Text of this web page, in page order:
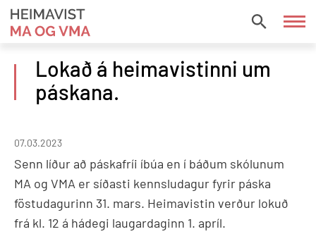
Fara
í
VMA
Lokað á heimavistinni um
páskana.
07.03.2023
Senn líður að páskafríi íbúa en í báðum skólunum
MA og VMA er síðasti kennsludagur fyrir páska
föstudagurinn 31. mars. Heimavistin verður lokuð
frá kl. 12 á hádegi laugardaginn 1. apríl.